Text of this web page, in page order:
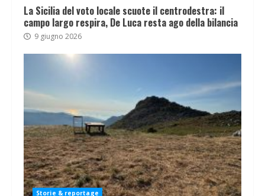
La Sicilia del voto locale scuote il centrodestra: il
campo largo respira, De Luca resta ago della bilancia
9 giugno 2026
Storie & reportage